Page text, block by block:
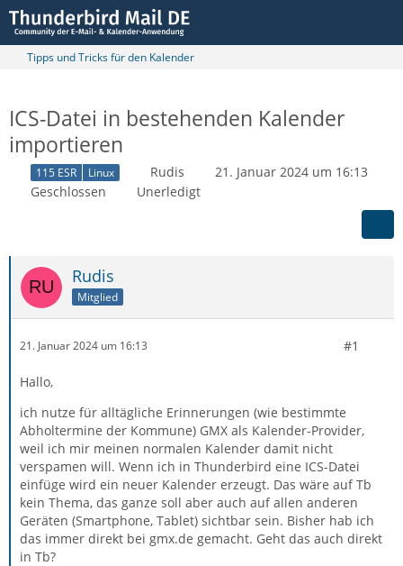
Tipps und Tricks für den Kalender
ICS-Datei in bestehenden Kalender
importieren
115 ESR Linux Rudis
21. Januar 2024 um 16:13
Geschlossen
Unerledigt
Rudis
Mitglied
21. Januar 2024 um 16:13 #1
Hallo,
ich nutze für alltägliche Erinnerungen (wie bestimmte
Abholtermine der Kommune) GMX als Kalender-Provider,
weil ich mir meinen normalen Kalender damit nicht
verspamen will. Wenn ich in Thunderbird eine ICS-Datei
einfüge wird ein neuer Kalender erzeugt. Das wäre auf Tb
kein Thema, das ganze soll aber auch auf allen anderen
Geräten (Smartphone, Tablet) sichtbar sein. Bisher hab ich
das immer direkt bei gmx.de gemacht. Geht das auch direkt
in Tb?